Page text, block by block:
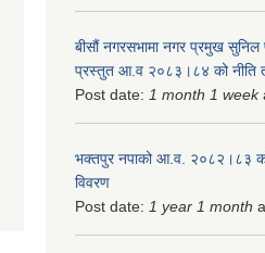
बीसौं नगरसभामा नगर प्रमुख सुनिल
प्रस्तुत आ.व‍ २०८३।८४ को नीति
Post date: 1 month 1 week
भक्तपुर नपाको आ.व. २०८२।८३
विवरण
Post date: 1 year 1 month